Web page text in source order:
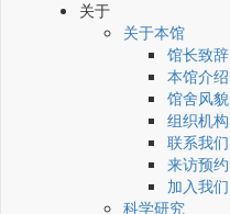
关于
关于本馆
馆长致辞
本馆介绍
馆舍风貌
组织机构
联系我们
来访预约
加入我们
科学研究